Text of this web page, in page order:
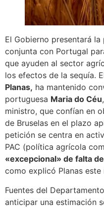
El Gobierno presentará
conjunta con Portugal
que ayuden al sector
los efectos de la sequía.
Planas, ha mantenido
portuguesa Maria do Céu
ministro, que confían en
de Bruselas en el plazo
petición se centra en
PAC (política agrícola
«excepcional» de falta
como explicó Planas este
Fuentes del
anticipar una estimación